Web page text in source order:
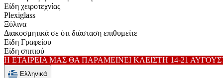
Είδη χειροτεχνίας
Plexiglass
Ξύλινα
Διακοσμητικά σε ότι διάσταση επιθυμείτε
Είδη Γραφείου
Είδη σπιτιού
Η ΕΤΑΙΡΕΙΑ ΜΑΣ ΘΑ ΠΑΡΑΜΕΙΝΕΙ ΚΛΕΙΣΤΗ 14-21
Ελληνικά